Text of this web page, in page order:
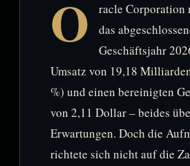
O
racle Corporation
das
Geschäftsjahr
Umsatz von 19,18
%) und einen bereinigten
von 2,11 Dollar – beides
Erwartungen. Doch die
richtete sich nicht auf die